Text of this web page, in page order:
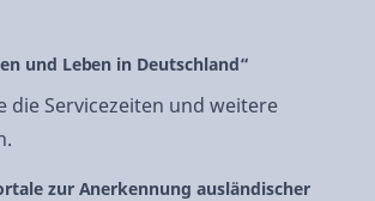
und Leben in Deutschland“
die Servicezeiten und weitere
zur Anerkennung ausländischer